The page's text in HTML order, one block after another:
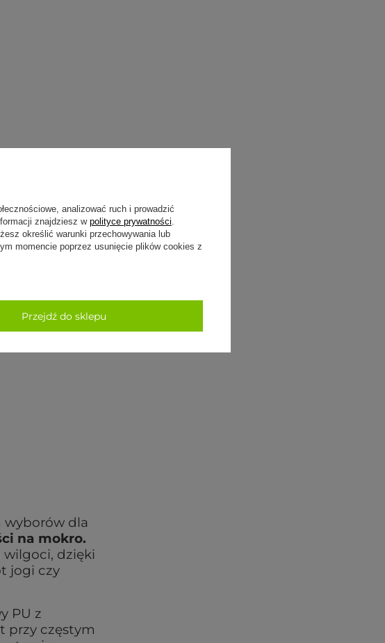
wyborów dla
na mokro.
wilgoci, dzięki
jogi czy
PU z
przy częstym
analizować ruch i prowadzić
znajdziesz w polityce prywatności.
określić warunki przechowywania lub
momencie poprzez usunięcie plików cookies z
Przejdź do sklepu